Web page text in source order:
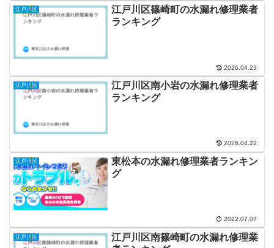
江戸川区
江戸川区篠崎町の水漏れ修理業者
ランキング
2026.04.23
江戸川区
江戸川区南小岩の水漏れ修理業者
ランキング
2026.04.22
江戸川区
東松本の水漏れ修理業者ランキン
グ
2022.07.07
江戸川区
江戸川区南篠崎町の水漏れ修理業